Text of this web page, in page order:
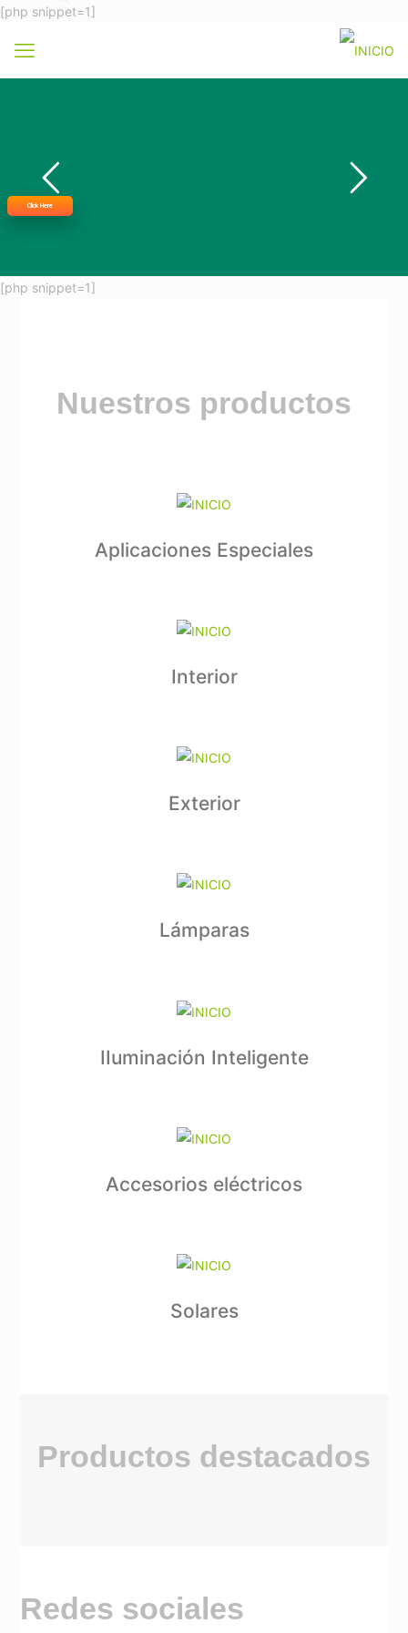
[php snippet=1]
Click Here
[php snippet=1]
Nuestros productos
Aplicaciones Especiales
Interior
Exterior
Lámparas
IIuminación Inteligente
Accesorios eléctricos
Solares
Productos destacados
Redes sociales